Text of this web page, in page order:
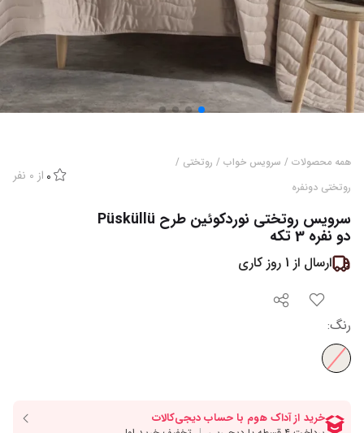
همه محصولات / سرویس خواب / روتختی /
روتختی دونفره
0 از 0 نفر
سرویس روتختی نوردکوئین طرح Püsküllü
دو نفره 3 تکه
ارسال از 1 روز کاری
رنگ: